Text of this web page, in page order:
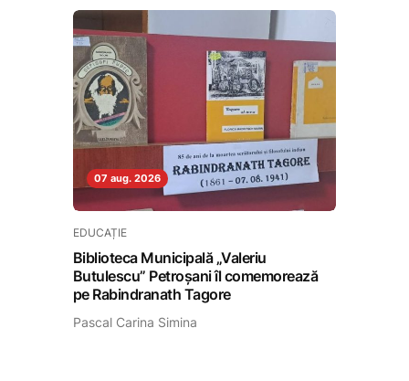
07 aug. 2026
EDUCAȚIE
Biblioteca Municipală „Valeriu
Butulescu” Petroșani îl comemorează
pe Rabindranath Tagore
Pascal Carina Simina